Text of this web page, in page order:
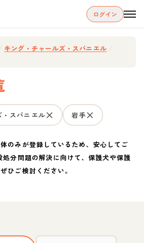
ログイン
キング・チャールズ・スパニエル
・スパニエル 岩手
のみが登録しているため、安心してご
分問題の解決に向けて、保護犬や保護
ひご検討ください。